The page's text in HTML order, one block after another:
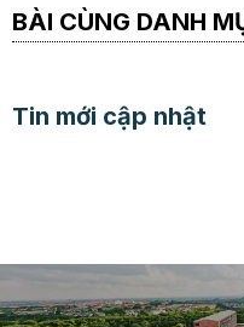
BÀI CÙNG DANH
Tin mới cập nhật